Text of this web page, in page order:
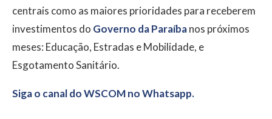
centrais como as maiores prioridades para receberem
investimentos do Governo da Paraíbanos próximos
meses: Educação, Estradas e Mobilidade, e
Esgotamento Sanitário.
Siga o canal do WSCOM no Whatsapp.